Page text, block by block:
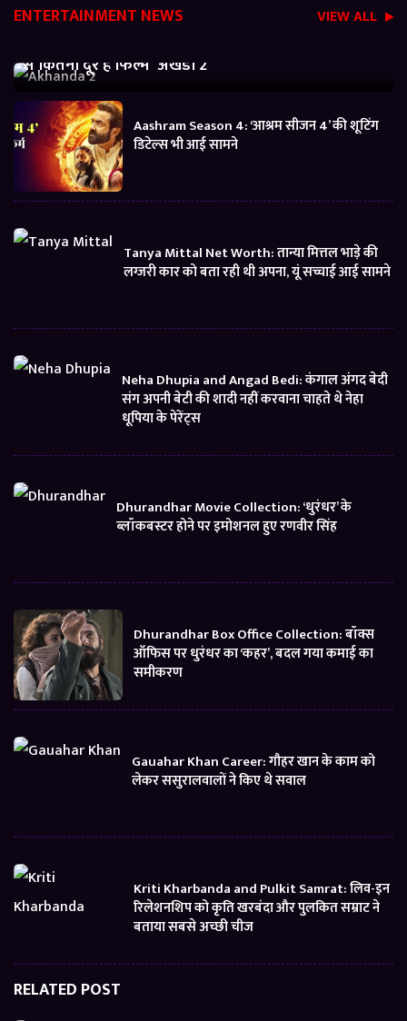
ENTERTAINMENT NEWS VIEW ALL
से कितनी दूर है फिल्म ‘अखंडा 2’
Aashram Season 4: ‘आश्रम सीजन 4’ की शूटिंग
डिटेल्स भी आई सामने
Tanya Mittal Net Worth: तान्या मित्तल भाड़े की
लग्जरी कार को बता रही थी अपना, यूं सच्चाई आई सामने
Neha Dhupia and Angad Bedi: कंगाल अंगद बेदी
संग अपनी बेटी की शादी नहीं करवाना चाहते थे नेहा
धूपिया के पेरेंट्स
Dhurandhar Movie Collection: ‘धुरंधर’ के
ब्लॉकबस्टर होने पर इमोशनल हुए रणवीर सिंह
Dhurandhar Box Office Collection: बॉक्स
ऑफिस पर धुरंधर का ‘कहर’, बदल गया कमाई का
समीकरण
Gauahar Khan Career: गौहर खान के काम को
लेकर ससुरालवालों ने किए थे सवाल
Kriti Kharbanda and Pulkit Samrat: लिव-इन
रिलेशनशिप को कृति खरबंदा और पुलकित सम्राट ने
बताया सबसे अच्छी चीज
RELATED POST